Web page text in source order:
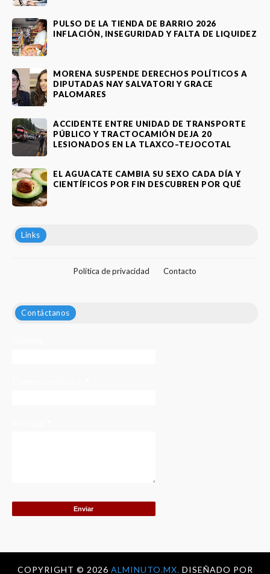
PULSO DE LA TIENDA DE BARRIO 2026
INFLACIÓN, INSEGURIDAD Y FALTA DE LIQUIDEZ
MORENA SUSPENDE DERECHOS POLÍTICOS A
DIPUTADAS NAY SALVATORI Y GRACE
PALOMARES
ACCIDENTE ENTRE UNIDAD DE TRANSPORTE
PÚBLICO Y TRACTOCAMIÓN DEJA 20
LESIONADOS EN LA TLAXCO–TEJOCOTAL
EL AGUACATE CAMBIA SU SEXO CADA DÍA Y
CIENTÍFICOS POR FIN DESCUBREN POR QUÉ
Links
Política de privacidad Contacto
Contáctanos
COPYRIGHT © 2026 ALMINUTO.MX. DISEÑADO POR